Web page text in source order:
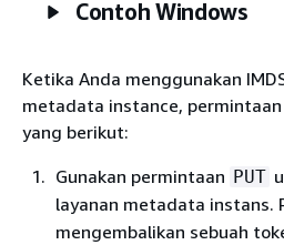
Contoh Windows
Ketika Anda menggunakan
metadata instance,
yang berikut:
Gunakan permintaan PUT
layanan metadata instans.
mengembalikan sebuah